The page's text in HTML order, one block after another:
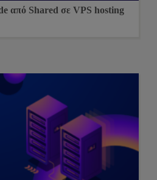
από Shared σε VPS hosting